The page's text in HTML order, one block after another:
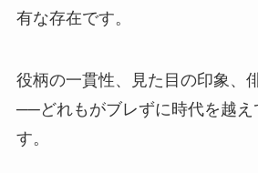
有な存在です。
役柄の一貫性、見た目の印象、
──どれもがブレずに時代を越え
す。